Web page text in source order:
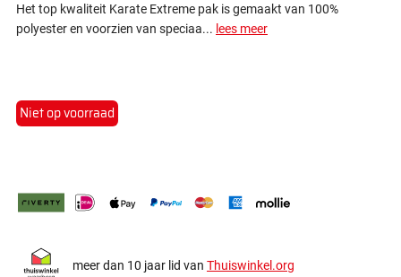
afbeeldingen-
gallerij
afbeeldingen-
gallerij
Het top kwaliteit Karate Extreme pak is gemaakt van 100%
polyester en voorzien van speciaa... lees meer
Niet op voorraad
meer dan 10 jaar lid van Thuiswinkel.org